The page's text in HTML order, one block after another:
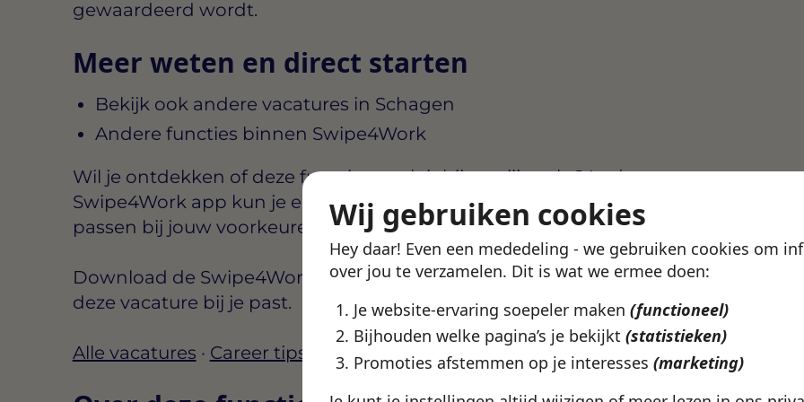
Wij gebruiken cookies
Hey daar! Even een mededeling - we gebruiken cookies om
over jou te verzamelen. Dit is wat we ermee doen:
Je website-ervaring soepeler maken (functioneel)
Bijhouden welke pagina’s je bekijkt (statistieken)
Promoties afstemmen op je interesses (marketing)
gewaardeerd wordt.
Meer weten en direct starten
Bekijk ook andere vacatures in Schagen
Andere functies binnen Swipe4Work
Wil je ontdekken of deze functie aansluit bij wat jij zoekt? In de
Swipe4Work app kun je eenvoudig bekijken welke vacatures
passen bij jouw voorkeuren, zoals locatie en werkuren.
Download de Swipe4Work app, maak een profiel aan en kijk of
deze vacature bij je past.
Alle vacatures · Career tips Finance vacatures